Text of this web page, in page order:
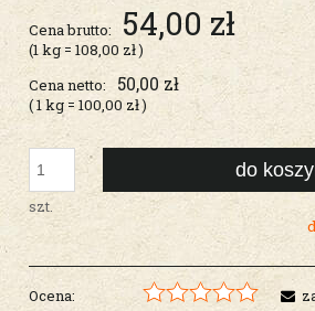
Cena brutto: 54,00 zł
(1kg= 108,00 zł)
Cena netto:
50,00 zł
( 1kg = 100,00 zł)
szt.
do
Ocena: